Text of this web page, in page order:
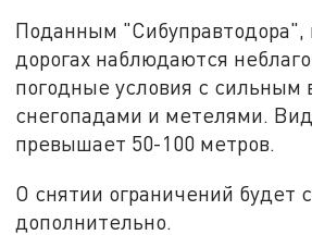
Поданным
дорогах наблюдаются
погодные условия с сильным
снегопадами и метелями.
превышает 50-100 метров.
О снятии ограничений будет
дополнительно.